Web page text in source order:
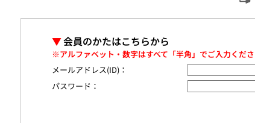
▼会員のかたはこちらから
※アルファベット・数字はすべて「半角」でご入力くださ
メールアドレス(ID)：
パスワード：